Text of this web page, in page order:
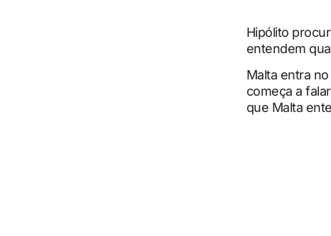
Hipólito
entendem
Malta entra
começa a
que Malta